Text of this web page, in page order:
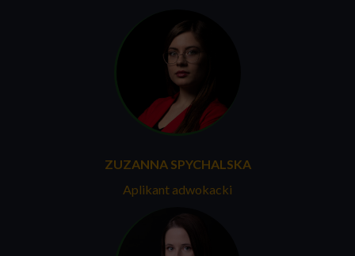
ZUZANNA SPYCHALSKA
Aplikant adwokacki